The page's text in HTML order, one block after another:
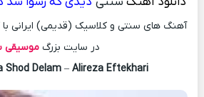
آهنگ های سنتی و کلاسیک (قدیمی) ایرانی
در سایت بزرگ موسیقی
Shod Delam– Alireza Eftekhari